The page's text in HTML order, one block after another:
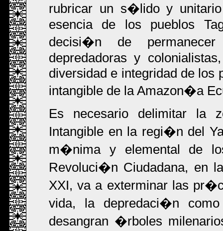
rubricar un s�lido y
esencia de los pueblos
decisi�n de
depredadoras y
diversidad e integridad de los
intangible de la Amazon�a
Es necesario delimitar la
Intangible en la regi�n del
m�nima y elemental de
Revoluci�n Ciudadana, en
XXI, va a exterminar las
vida, la depredaci�n
desangran �rboles